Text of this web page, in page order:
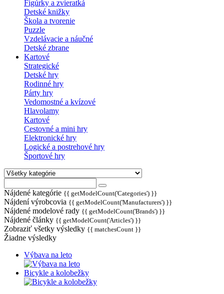
Figúrky a zvieratká
Detské knižky
Škola a tvorenie
Puzzle
Vzdelávacie a náučné
Detské zbrane
Kartové
Strategické
Detské hry
Rodinné hry
Párty hry
Vedomostné a kvízové
Hlavolamy
Kartové
Cestovné a mini hry
Elektronické hry
Logické a postrehové hry
Športové hry
Nájdené kategórie {{ getModelCount('Categories') }}
Nájdení výrobcovia {{ getModelCount('Manufacturers') }}
Nájdené modelové rady {{ getModelCount('Brands') }}
Nájdené články {{ getModelCount('Articles') }}
Zobraziť všetky výsledky {{ matchesCount }}
Žiadne výsledky
Výbava na leto
Bicykle a kolobežky